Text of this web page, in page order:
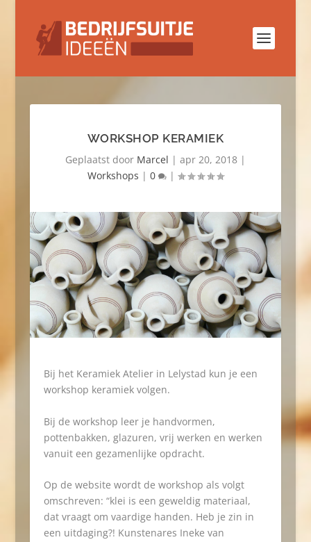
WORKSHOP KERAMIEK
Geplaatst door Marcel | apr 20, 2018|
Workshops | 0 |
Bij het Keramiek Atelier in Lelystad kun je een
workshop keramiek volgen.
Bij de workshop leer je handvormen,
pottenbakken, glazuren, vrij werken en werken
vanuit een gezamenlijke opdracht.
Op de website wordt de workshop als volgt
omschreven: “klei is een geweldig materiaal,
dat vraagt om vaardige handen. Heb je zin in
een uitdaging?! Kunstenares Ineke van